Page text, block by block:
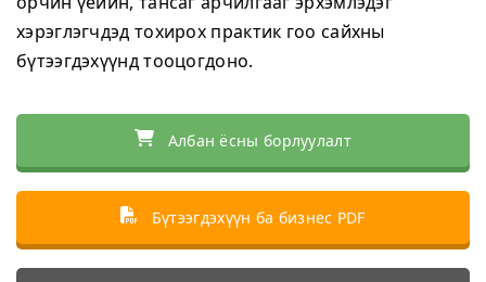
хэрэглэгчдэд тохирох практик гоо сайхны
бүтээгдэхүүнд тооцогдоно.
Албан ёсны борлуулалт
Бүтээгдэхүүн ба бизнес PDF